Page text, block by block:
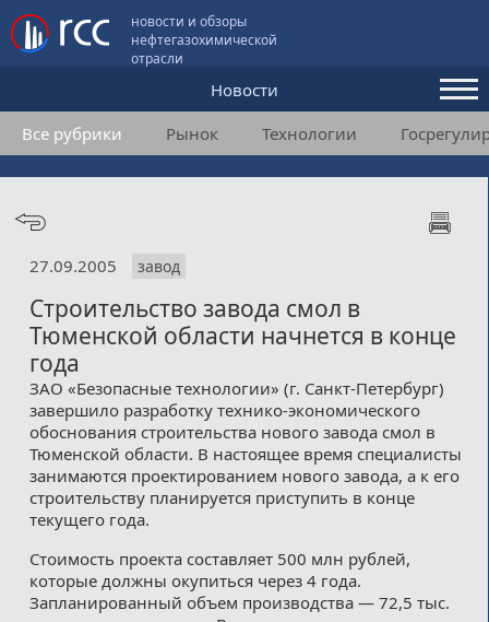
новости и обзоры
нефтегазохимической
отрасли
Новости
Аналитика и мнения
Конференции
Медиакит
Контакты
Все рубрики Рынок Технологии
27.09.2005 завод
Строительство завода смол в
Тюменской области начнется в конце
года
ЗАО «Безопасные технологии» (г. Санкт-Петербург)
завершило разработку технико-экономического
обоснования строительства нового завода смол в
Тюменской области. В настоящее время специалисты
занимаются проектированием нового завода, а к его
строительству планируется приступить в конце
текущего года.
Стоимость проекта составляет 500 млн рублей,
которые должны окупиться через 4 года.
Запланированный объем производства — 72,5 тыс.